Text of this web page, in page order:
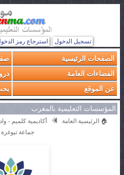
تسجيل الدخول استرجاع رمز
الصفحات الرئيسية
الفضاءات العامة
عن الموقع
المؤسسات التعليمية بالمغرب
🏠 الرئيسية العامة أكاديمية كلميم -
جماعة تيوغزة